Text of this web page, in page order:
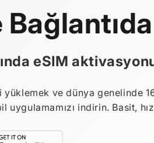
eSIM
ve dünya genelinde
uygulamamızı indirin. Basit,